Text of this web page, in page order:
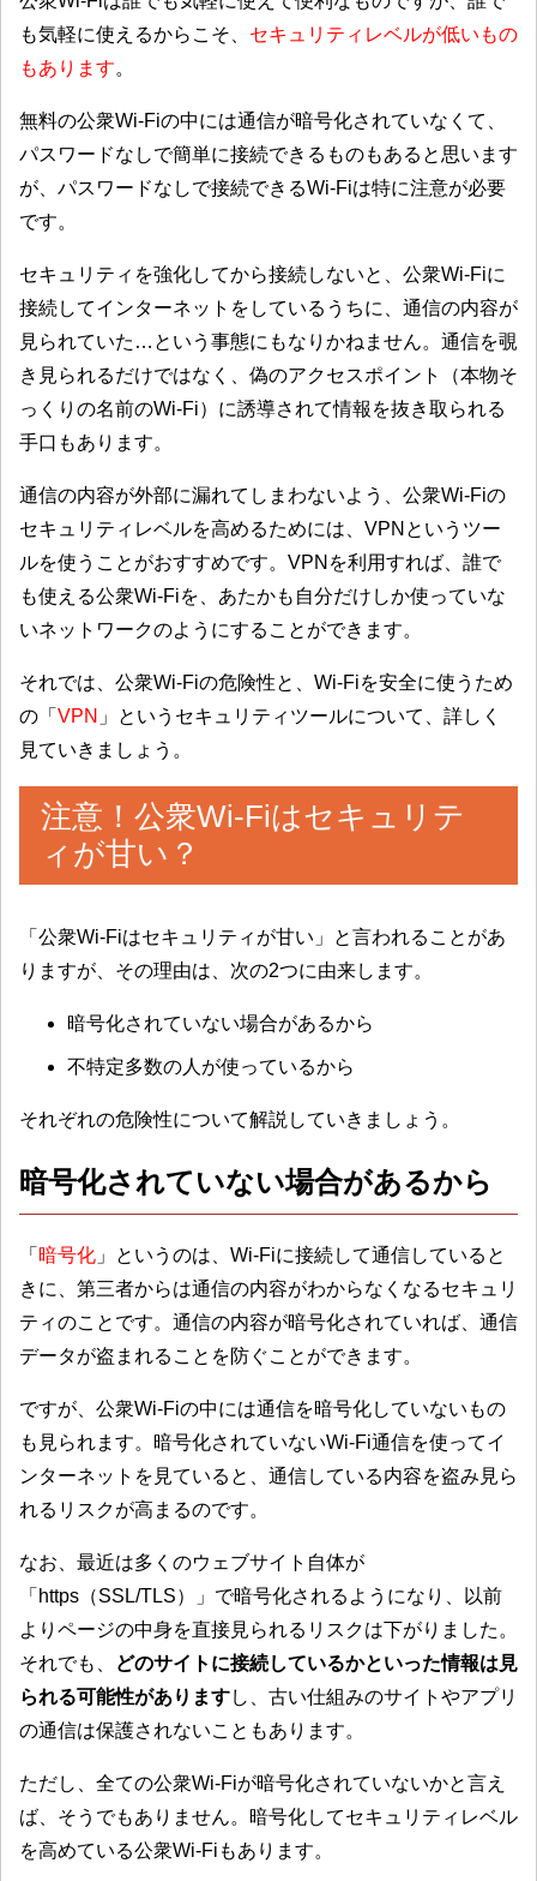
も気軽に使えるからこそ、 セキュリティレベルが低いもの
もあります。
無料の公衆Wi-Fiの中には通信が暗号化されていなくて、
パスワードなしで簡単に接続できるものもあると思います
が、パスワードなしで接続できるWi-Fiは特に注意が必要
です。
セキュリティを強化してから接続しないと、公衆Wi-Fiに
接続してインターネットをしているうちに、通信の内容が
見られていた…という事態にもなりかねません。通信を覗
き見られるだけではなく、偽のアクセスポイント（本物そ
っくりの名前のWi-Fi）に誘導されて情報を抜き取られる
手口もあります。
通信の内容が外部に漏れてしまわないよう、公衆Wi-Fiの
セキュリティレベルを高めるためには、VPNというツー
ルを使うことがおすすめです。VPNを利用すれば、誰で
も使える公衆Wi-Fiを、あたかも自分だけしか使っていな
いネットワークのようにすることができます。
それでは、公衆Wi-Fiの危険性と、Wi-Fiを安全に使うため
の「 VPN 」というセキュリティツールについて、詳しく
見ていきましょう。
注意！公衆Wi-Fiはセキュリテ
ィが甘い？
「 公衆Wi-Fiはセキュリティが甘い 」と言われることがあ
りますが、その理由は、次の2つに由来します。
暗号化されていない場合があるから
不特定多数の人が使っているから
それぞれの危険性について解説していきましょう。
暗号化されていない場合があるから
「 暗号化 」というのは、Wi-Fiに接続して通信していると
きに、第三者からは通信の内容がわからなくなるセキュリ
ティのことです。通信の内容が暗号化されていれば、通信
データが盗まれることを防ぐことができます。
ですが、公衆Wi-Fiの中には通信を暗号化していないもの
も見られます。暗号化されていないWi-Fi通信を使ってイ
ンターネットを見ていると、通信している内容を盗み見ら
れるリスクが高まるのです。
なお、最近は多くのウェブサイト自体が
「https（SSL/TLS）」で暗号化されるようになり、以前
よりページの中身を直接見られるリスクは下がりました。
それでも、
どのサイトに接続しているかといった情報は見
られる可能性がありますし、古い仕組みのサイトやアプリ
の通信は保護されないこともあります。
ただし、全ての公衆Wi-Fiが暗号化されていないかと言え
ば、そうでもありません。暗号化してセキュリティレベル
を高めている公衆Wi-Fiもあります。